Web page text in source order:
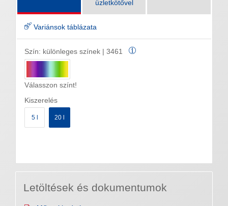
üzletkötővel
Variánsok táblázata
Szín: különleges színek | 3461
Válasszon színt!
Kiszerelés
5 l 20 l
Letöltések és dokumentumok